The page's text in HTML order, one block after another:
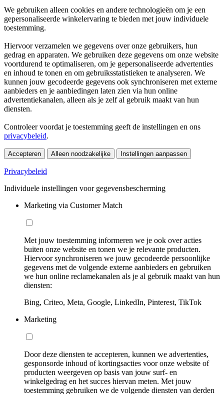
We gebruiken alleen cookies en andere technologieën om je een
gepersonaliseerde winkelervaring te bieden met jouw individuele
toestemming.
Hiervoor verzamelen we gegevens over onze gebruikers, hun
gedrag en apparaten. We gebruiken deze gegevens om onze website
voortdurend te optimaliseren, om je gepersonaliseerde advertenties
en inhoud te tonen en om gebruiksstatistieken te analyseren. We
kunnen jouw gecodeerde gegevens ook synchroniseren met externe
aanbieders en je aanbiedingen laten zien via hun online
advertentiekanalen, alleen als je zelf al gebruik maakt van hun
diensten.
Controleer voordat je toestemming geeft de instellingen en ons
privacybeleid.
Accepteren Alleen noodzakelijke Instellingen aanpassen
Privacybeleid
Individuele instellingen voor gegevensbescherming
Marketing via Customer Match
Met jouw toestemming informeren we je ook over acties
buiten onze website en tonen we je relevante producten.
Hiervoor synchroniseren we jouw gecodeerde persoonlijke
gegevens met de volgende externe aanbieders en gebruiken
we hun online reclamekanalen als je al gebruik maakt van hun
diensten:
Bing, Criteo, Meta, Google, LinkedIn, Pinterest, TikTok
Marketing
Door deze diensten te accepteren, kunnen we advertenties,
gesponsorde inhoud of kortingsacties voor onze website of
producten weergeven op basis van jouw surf- en
winkelgedrag en het succes hiervan meten. Met jouw
toestemming gebruiken we de volgende diensten van derden